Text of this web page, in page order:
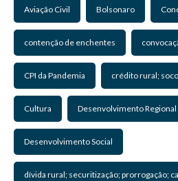
Aviação Civil Bolsonaro
contenção de enchentes
CPI da Pandemia crédito rural;
Cultura Desenvolvimento Regional
Desenvolvimento Social
dívida rural; securitização; prorrogação;